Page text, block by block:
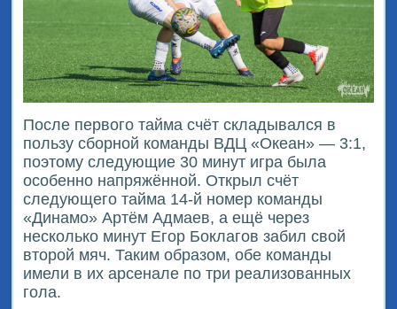
После первого тайма счёт складывался в
пользу сборной команды ВДЦ «Океан» — 3:1,
поэтому следующие 30 минут игра была
особенно напряжённой. Открыл счёт
следующего тайма 14-й номер команды
«Динамо» Артём Адмаев, а ещё через
несколько минут Егор Боклагов забил свой
второй мяч. Таким образом, обе команды
имели в их арсенале по три реализованных
гола.